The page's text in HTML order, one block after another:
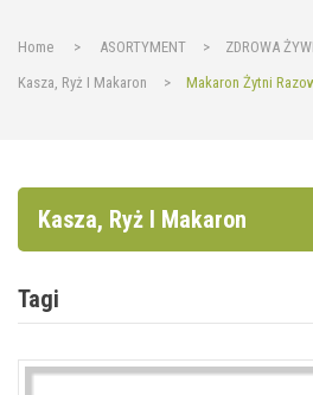
Home > ASORTYMENT > ZDROWA
Kasza, Ryż I Makaron
> Makaron Żytni
Kasza, Ryż I Makaron
Tagi